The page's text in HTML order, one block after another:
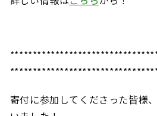
寄付に参加してくださった皆様